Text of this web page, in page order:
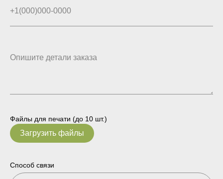
Файлы для печати (до 10 шт.)
Загрузить файлы
Способ связи